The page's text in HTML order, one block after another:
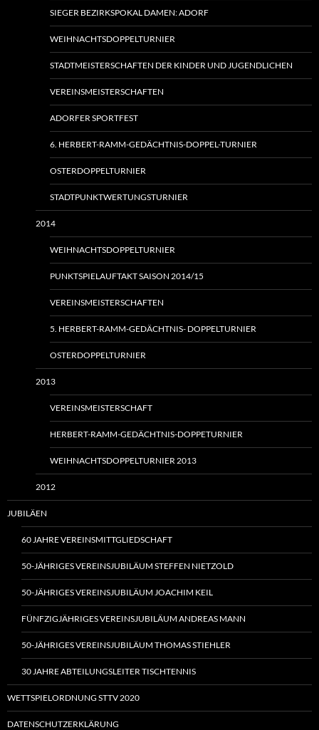
SIEGER BEZIRKSPOKAL DAMEN: ADORF
WEIHNACHTSDOPPELTURNIER
STADTMEISTERSCHAFTEN DER KINDER UND JUGENDLICHEN
VEREINSMEISTERSCHAFTEN
ADORFER SPORTFEST
6. HERBERT-RAMM-GEDÄCHTNIS-DOPPEL-TURNIER
OSTERDOPPELTURNIER
STADTPUNKTWERTUNGSTURNIER
2014
WEIHNACHTSDOPPELTURNIER
PUNKTSPIELAUFTAKT SAISON 2014/15
VEREINSMEISTERSCHAFTEN
5. HERBERT-RAMM-GEDÄCHTNIS- DOPPELTURNIER
OSTERDOPPELTURNIER
2013
VEREINSMEISTERSCHAFT
HERBERT-RAMM-GEDÄCHTNIS-DOPPETURNIER
WEIHNACHTSDOPPELTURNIER 2013
2012
JUBILÄEN
60 JAHRE VEREINSMITTGLIEDSCHAFT
50-JÄHRIGES VEREINSJUBILÄUM STEFFEN NIETZOLD
50-JÄHRIGES VEREINSJUBILÄUM JOACHIM KEIL
FÜNFZIGJÄHRIGES VEREINSJUBILÄUM ANDREAS MANN
50-JÄHRIGES VEREINSJUBILÄUM THOMAS STIEHLER
30 JAHRE ABTEILUNGSLEITER TISCHTENNIS
WETTSPIELORDNUNG STTV 2020
DATENSCHUTZERKLÄRUNG